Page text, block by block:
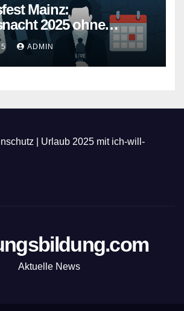
Mainz:
2025 ohne
ADMIN
Urlaub 2025 mit ich-will-
Aktuelle News